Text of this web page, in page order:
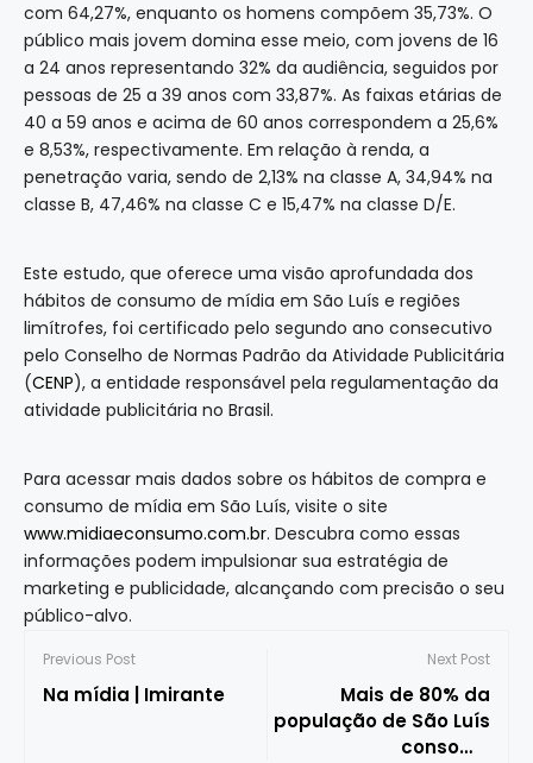
com 64,27%, enquanto os homens compõem 35,73%. O
público mais jovem domina esse meio, com jovens de 16
a 24 anos representando 32% da audiência, seguidos por
pessoas de 25 a 39 anos com 33,87%. As faixas etárias de
40 a 59 anos e acima de 60 anos correspondem a 25,6%
e 8,53%, respectivamente. Em relação à renda, a
penetração varia, sendo de 2,13% na classe A, 34,94% na
classe B, 47,46% na classe C e 15,47% na classe D/E.
Este estudo, que oferece uma visão aprofundada dos
hábitos de consumo de mídia em São Luís e regiões
limítrofes, foi certificado pelo segundo ano consecutivo
pelo Conselho de Normas Padrão da Atividade Publicitária
(CENP), a entidade responsável pela regulamentação da
atividade publicitária no Brasil.
Para acessar mais dados sobre os hábitos de compra e
consumo de mídia em São Luís, visite o site
www.midiaeconsumo.com.br. Descubra como essas
informações podem impulsionar sua estratégia de
marketing e publicidade, alcançando com precisão o seu
público-alvo.
Previous Post
Na mídia | Imirante
Next Post
Mais de 80% da
população de São Luís
consome